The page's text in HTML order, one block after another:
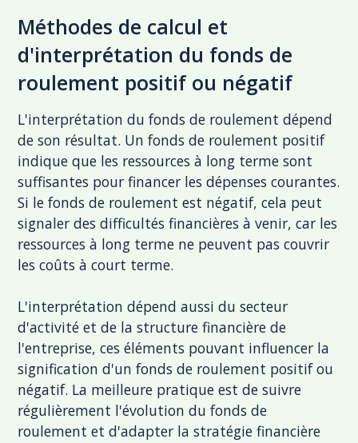
Méthodes de calcul et
d'interprétation du fonds de
roulement positif ou négatif
L'interprétation du fonds de roulement dépend
de son résultat. Un fonds de roulement positif
indique que les ressources à long terme sont
suffisantes pour financer les dépenses courantes.
Si le fonds de roulement est négatif, cela peut
signaler des difficultés financières à venir, car les
ressources à long terme ne peuvent pas couvrir
les coûts à court terme.
L'interprétation dépend aussi du secteur
d'activité et de la structure financière de
l'entreprise, ces éléments pouvant influencer la
signification d'un fonds de roulement positif ou
négatif. La meilleure pratique est de suivre
régulièrement l'évolution du fonds de
roulement et d'adapter la stratégie financière